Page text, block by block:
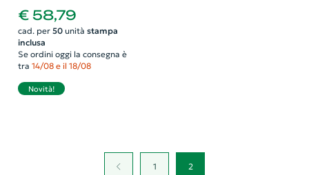
in tessuto sostenibile con
ampia tasca frontale e
separata per le borracce
€ 58,79
cad. per 50unità stampa
inclusa
Se ordini oggi la consegna è
tra 14/08 e il 18/08
Novità!
1 2